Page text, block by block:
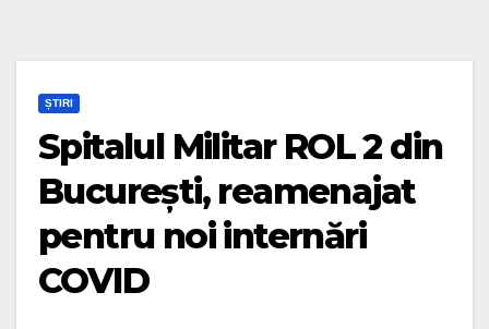
ȘTIRI
Spitalul Militar ROL 2 din
București, reamenajat
pentru noi internări
COVID